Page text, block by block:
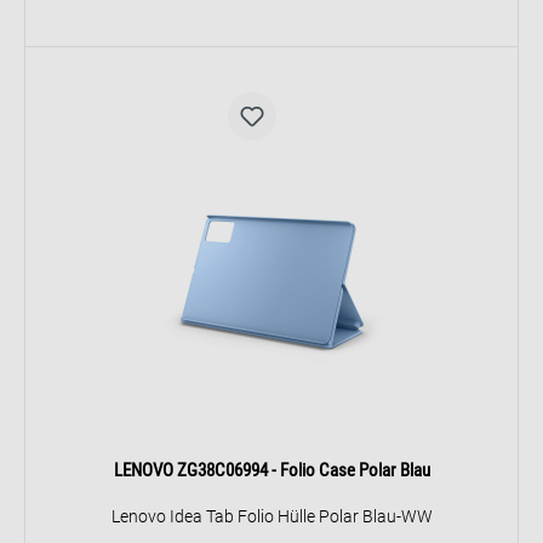
LENOVO ZG38C06994 - Folio Case Polar Blau
Lenovo Idea Tab Folio Hülle Polar Blau-WW